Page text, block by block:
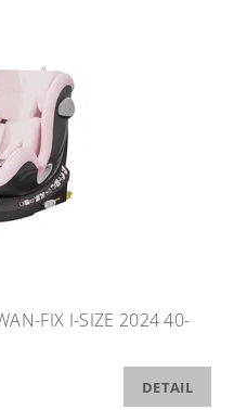
FIX I-SIZE 2024 40-
DETAIL